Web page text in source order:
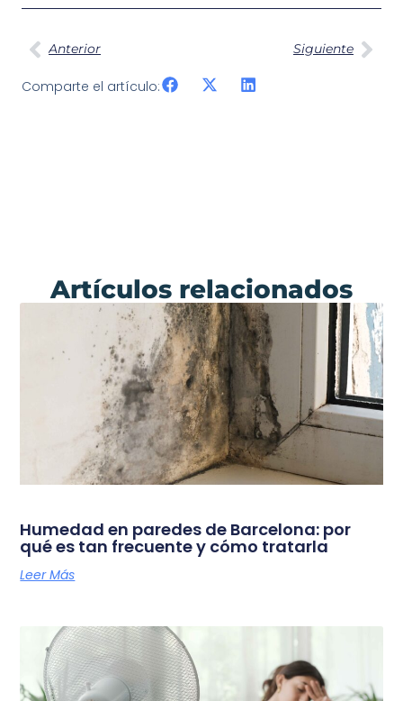
Anterior Siguiente
Comparte el artículo:
Artículos relacionados
Humedad en paredes de Barcelona: por
qué es tan frecuente y cómo tratarla
Leer Más